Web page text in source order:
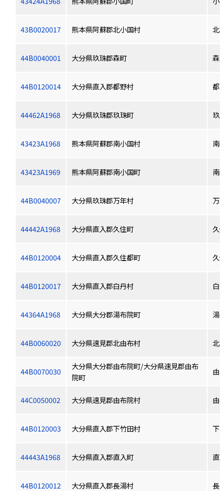
43B0020017 熊本県阿蘇郡北小国村
44B0040001 大分県玖珠郡森町 森
44B0120014 大分県直入郡都野村
44462A1968 大分県玖珠郡玖珠町
43423A1968 熊本県阿蘇郡南小国村
43423A1969 熊本県阿蘇郡南小国町
44B0040007 大分県玖珠郡万年村
44442A1968 大分県直入郡久住町
44B0120004 大分県直入郡久住都町
44B0120017 大分県直入郡白丹村
44364A1968 大分県大分郡湯布院町
44B0060020 大分県速見郡北由布村
44B0070030
大分県大分郡由布院町/大分県速見郡由布
院町
44C0050002 大分県速見郡由布院村
44B0120003 大分県直入郡下竹田村
44443A1968 大分県直入郡直入町
44B0120012 大分県直入郡長湯村